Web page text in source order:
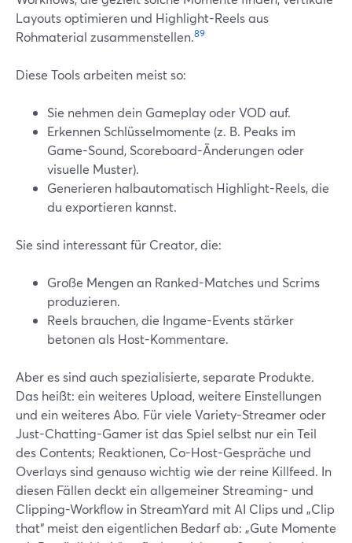
Layouts optimieren und Highlight-Reels aus
Rohmaterial zusammenstellen.89
Diese Tools arbeiten meist so:
Sie nehmen dein Gameplay oder VOD auf.
Erkennen Schlüsselmomente (z. B. Peaks im
Game-Sound, Scoreboard-Änderungen oder
visuelle Muster).
Generieren halbautomatisch Highlight-Reels, die
du exportieren kannst.
Sie sind interessant für Creator, die:
Große Mengen an Ranked-Matches und Scrims
produzieren.
Reels brauchen, die Ingame-Events stärker
betonen als Host-Kommentare.
Aber es sind auch spezialisierte, separate Produkte.
Das heißt: ein weiteres Upload, weitere Einstellungen
und ein weiteres Abo. Für viele Variety-Streamer oder
Just-Chatting-Gamer ist das Spiel selbst nur ein Teil
des Contents; Reaktionen, Co-Host-Gespräche und
Overlays sind genauso wichtig wie der reine Killfeed. In
diesen Fällen deckt ein allgemeiner Streaming- und
Clipping-Workflow in StreamYard mit AI Clips und „Clip
that“ meist den eigentlichen Bedarf ab: „Gute Momente